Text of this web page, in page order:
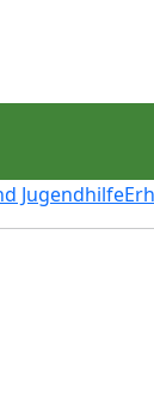
Jugendhilfe